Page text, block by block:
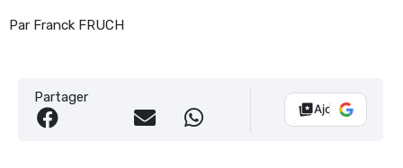
Par Franck FRUCH
Partager
Ajouter Vélo